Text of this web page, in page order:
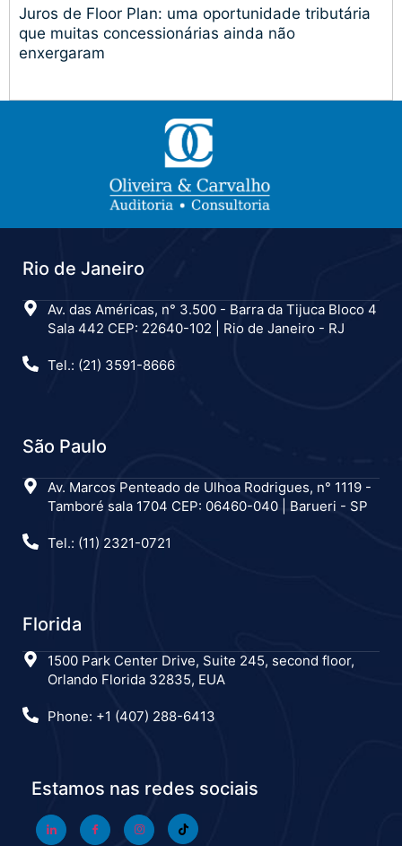
Juros de Floor Plan: uma oportunidade tributária
que muitas concessionárias ainda não
enxergaram
Rio de Janeiro
Av. das Américas, n° 3.500 - Barra da Tijuca Bloco 4
Sala 442 CEP: 22640-102 | Rio de Janeiro - RJ
Tel.: (21) 3591-8666
São Paulo
Av. Marcos Penteado de Ulhoa Rodrigues, n° 1119 -
Tamboré sala 1704 CEP: 06460-040 | Barueri - SP
Tel.: (11) 2321-0721
Florida
1500 Park Center Drive, Suite 245, second floor,
Orlando Florida 32835, EUA
Phone: +1 (407) 288-6413
Estamos nas redes sociais